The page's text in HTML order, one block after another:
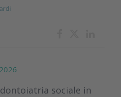
sociale in